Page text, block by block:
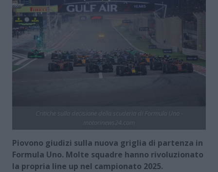
Piovono giudizi sulla nuova griglia di partenza in
Formula Uno. Molte squadre hanno rivoluzionato
la propria line up nel campionato 2025.